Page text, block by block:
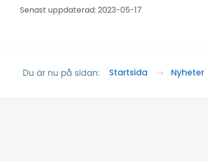
Senast uppdaterad: 2023-05-17
Du är nu på sidan: Startsida Nyheter